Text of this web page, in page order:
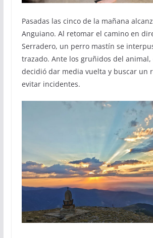
Pasadas las cinco de la mañana
Anguiano. Al retomar el camino en
Serradero, un perro mastín se
trazado. Ante los gruñidos del
decidió dar media vuelta y buscar un
evitar incidentes.